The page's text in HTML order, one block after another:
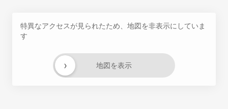
特異なアクセスが見られたため、地図を非表示にしていま
す
地図を表示
›